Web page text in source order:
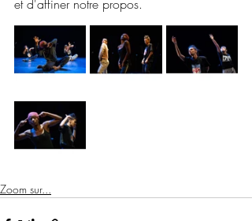
et d'affiner notre propos.
Zoom sur...